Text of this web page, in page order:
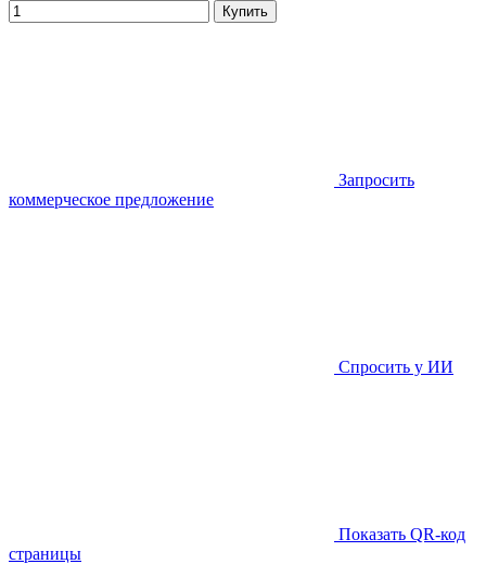
Купить
Запросить
коммерческое предложение
Спросить у ИИ
Показать QR-код
страницы